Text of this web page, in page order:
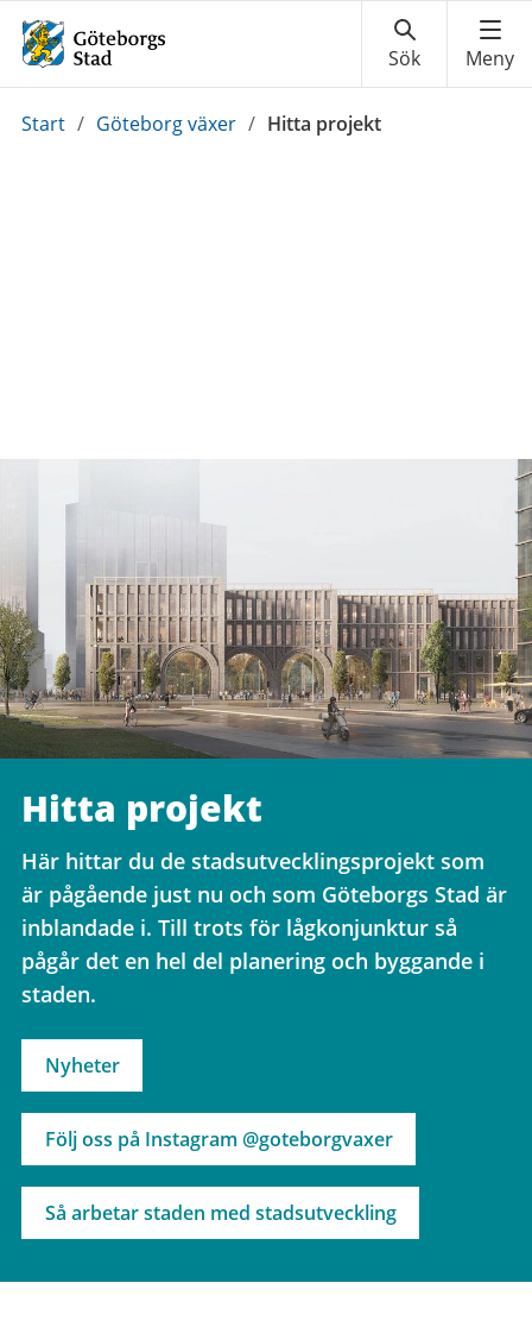
Du
Start / Göteborg växer / Hitta projekt
Hitta projekt
Här hittar du de stadsutvecklingsprojekt som
är pågående just nu och som Göteborgs Stad är
inblandade i. Till trots för lågkonjunktur så
pågår det en hel del planering och byggande i
staden.
Nyheter
Följ oss på Instagram @goteborgvaxer
Så arbetar staden med stadsutveckling